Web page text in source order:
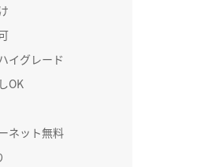
イグレード
OK
ネット無料